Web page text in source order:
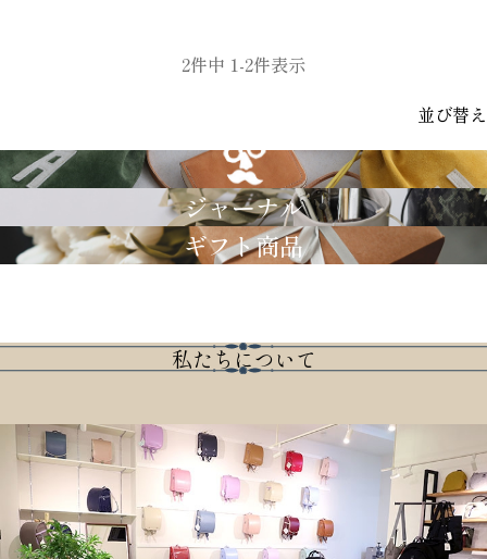
並び替え
2件中 1-2件表示
GRIMM LAB
ジャーナル
ギフト商品
私たちについて